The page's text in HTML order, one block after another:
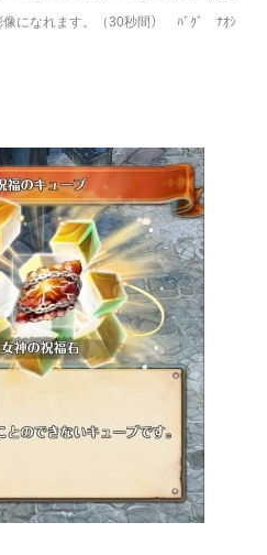
像になれます。（30秒間） ﾊﾞｸﾞ ﾅｵｼ